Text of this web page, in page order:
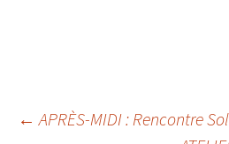
Navigation
← APRÈS-MIDI : Rencontre